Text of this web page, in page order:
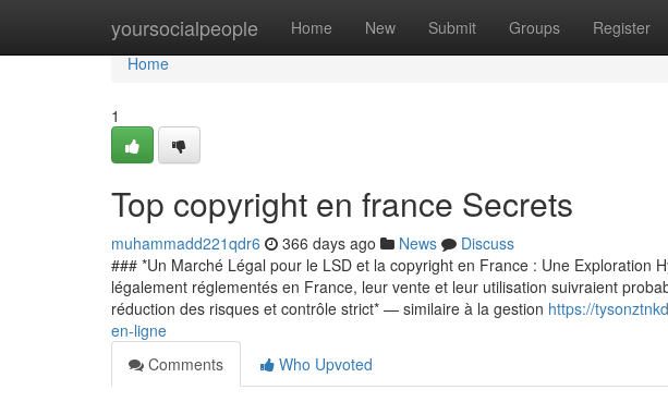
yoursocialpeople Home New Submit Groups Register
Home
Home
1
Top copyright en france Secrets
muhammadd221qdr6 366 days ago News
Discuss
### *Un Marché Légal pour le LSD et la copyright en France : Une Exploration
légalement réglementés en France, leur vente et leur utilisation suivraient
réduction des risques et contrôle strict* — similaire à la gestion https://
en-ligne
Comments
Who Upvoted